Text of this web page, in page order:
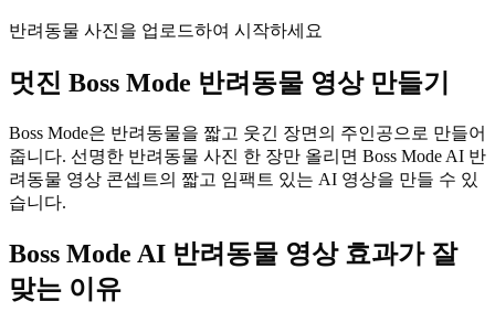
반려동물 사진을 업로드하여 시작하세요
멋진 Boss Mode 반려동물 영상 만들기
Boss Mode은 반려동물을 짧고 웃긴 장면의 주인공으로 만들어
줍니다. 선명한 반려동물 사진 한 장만 올리면 Boss Mode AI 반
려동물 영상 콘셉트의 짧고 임팩트 있는 AI 영상을 만들 수 있
습니다.
Boss Mode AI 반려동물 영상 효과가 잘
맞는 이유